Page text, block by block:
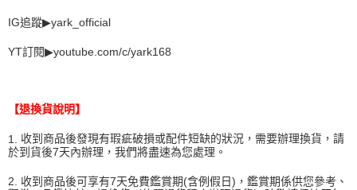
IG追蹤▶yark_official
YT訂閱▶youtube.com/c/yark168
【退換貨說明】
1. 收到商品後發現有瑕疵破損或配件短缺的狀況，需要辦理換貨，請
於到貨後7天內辦理，我們將盡速為您處理。
2. 收到商品後可享有7天免費鑑賞期(含例假日) ，鑑賞期係供您參考、